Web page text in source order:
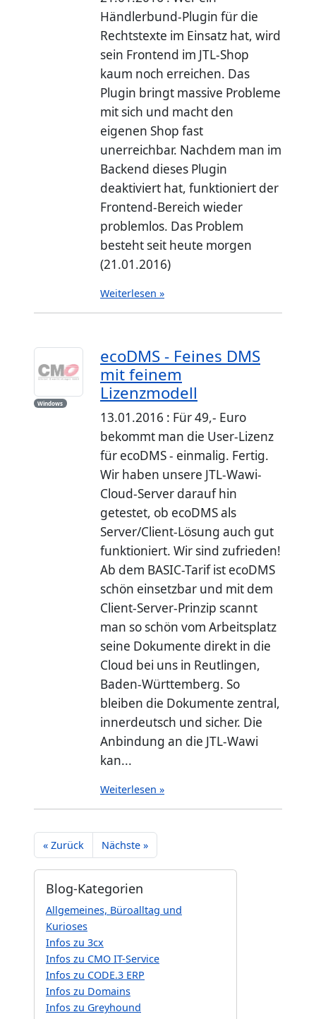
Händlerbund-Plugin für die
Rechtstexte im Einsatz hat, wird
sein Frontend im JTL-Shop
kaum noch erreichen. Das
Plugin bringt massive Probleme
mit sich und macht den
eigenen Shop fast
unerreichbar. Nachdem man im
Backend dieses Plugin
deaktiviert hat, funktioniert der
Frontend-Bereich wieder
problemlos. Das Problem
besteht seit heute morgen
(21.01.2016)
Weiterlesen »
Windows
ecoDMS - Feines DMS
mit feinem
Lizenzmodell
13.01.2016 : Für 49,- Euro
bekommt man die User-Lizenz
für ecoDMS - einmalig. Fertig.
Wir haben unsere JTL-Wawi-
Cloud-Server darauf hin
getestet, ob ecoDMS als
Server/Client-Lösung auch gut
funktioniert. Wir sind zufrieden!
Ab dem BASIC-Tarif ist ecoDMS
schön einsetzbar und mit dem
Client-Server-Prinzip scannt
man so schön vom Arbeitsplatz
seine Dokumente direkt in die
Cloud bei uns in Reutlingen,
Baden-Württemberg. So
bleiben die Dokumente zentral,
innerdeutsch und sicher. Die
Anbindung an die JTL-Wawi
kan...
Weiterlesen »
« Zurück Nächste »
Blog-Kategorien
Allgemeines, Büroalltag und
Kurioses
Infos zu 3cx
Infos zu CMO IT-Service
Infos zu CODE.3 ERP
Infos zu Domains
Infos zu Greyhound